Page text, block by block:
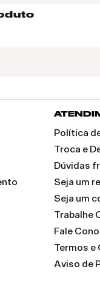
Política
Troca e
Dúvidas
Seja um
Seja um
Trabalhe
Fale
Termos e
Aviso de